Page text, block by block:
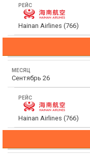
Рейс
Цена
Hainan Airlines (766)
Сентябрь 26
Hainan Airlines (766)
ТОП 10 недорогих
Недорогие отели 4*
звезды
Недорогие отели 3*
звезды